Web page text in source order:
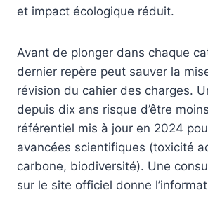
et impact écologique réduit.
Avant de plonger dans chaque
dernier repère peut sauver la
révision du cahier des charges.
depuis dix ans risque d’être
référentiel mis à jour en 2024
avancées scientifiques (toxicité
carbone, biodiversité). Une
sur le site officiel donne